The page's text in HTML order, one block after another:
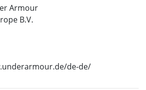
Armour
B.V.
de-de/